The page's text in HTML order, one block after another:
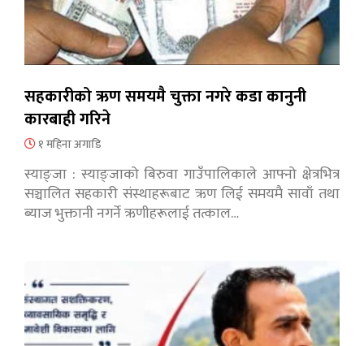
सहकारीको ऋण समयमै चुक्ता नगरे कडा कानुनी
कारबाही गरिने
१ महिना अगाडि
स्याङ्जा : स्याङ्जाको बिरुवा गाउँपालिकाले आफ्नो क्षेत्रभित्र
सञ्चालित सहकारी संस्थाहरूबाट ऋण लिई समयमै सावाँ तथा
ब्याज भुक्तानी नगर्ने ऋणीहरूलाई तत्काल…